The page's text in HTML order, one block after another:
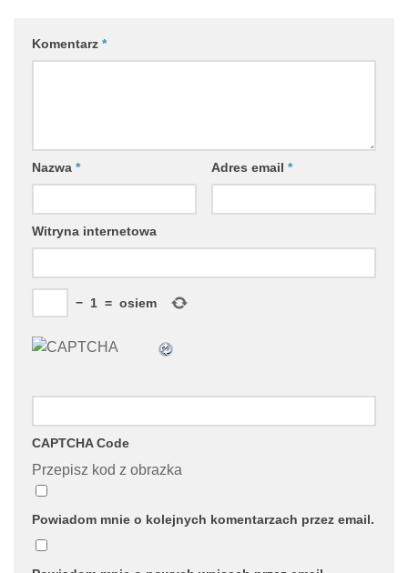
Komentarz *
Nazwa * Adres email *
Witryna internetowa
− 1 = osiem
CAPTCHA Code
Przepisz kod z obrazka
Powiadom mnie o kolejnych komentarzach przez email.